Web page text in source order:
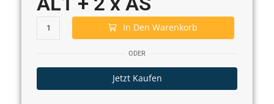
In Den Warenkorb
ODER
Jetzt Kaufen